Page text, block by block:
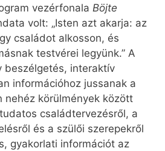
vezérfonala Böjte
volt: „Isten azt akarja: az
családot alkosson, és
testvérei legyünk.” A
beszélgetés, interaktív
információhoz jussanak a
nehéz körülmények között
családtervezésről, a
és a szülői szerepekről
gyakorlati információt az